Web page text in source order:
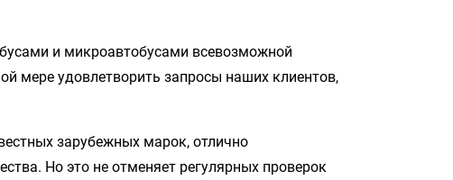
и микроавтобусами всевозможной
мере удовлетворить запросы наших клиентов,
зарубежных марок, отлично
Но это не отменяет регулярных проверок